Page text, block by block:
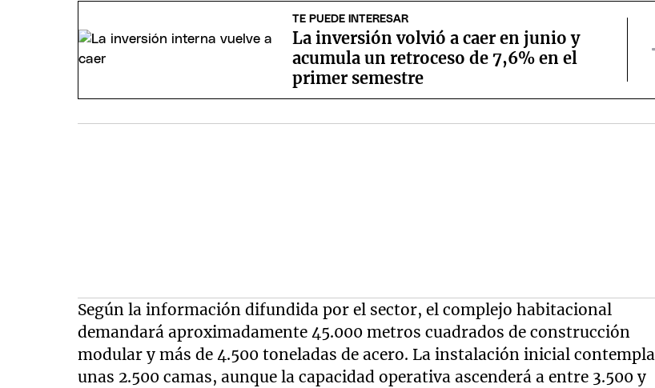
TE PUEDE INTERESAR
La inversión volvió a caer en junio y
acumula un retroceso de 7,6% en el
primer semestre
Según la información difundida por el sector, el complejo habitacional
demandará aproximadamente 45.000 metros cuadrados de construcción
modular y más de 4.500 toneladas de acero. La instalación inicial contempla
unas 2.500 camas, aunque la capacidad operativa ascenderá a entre 3.500 y